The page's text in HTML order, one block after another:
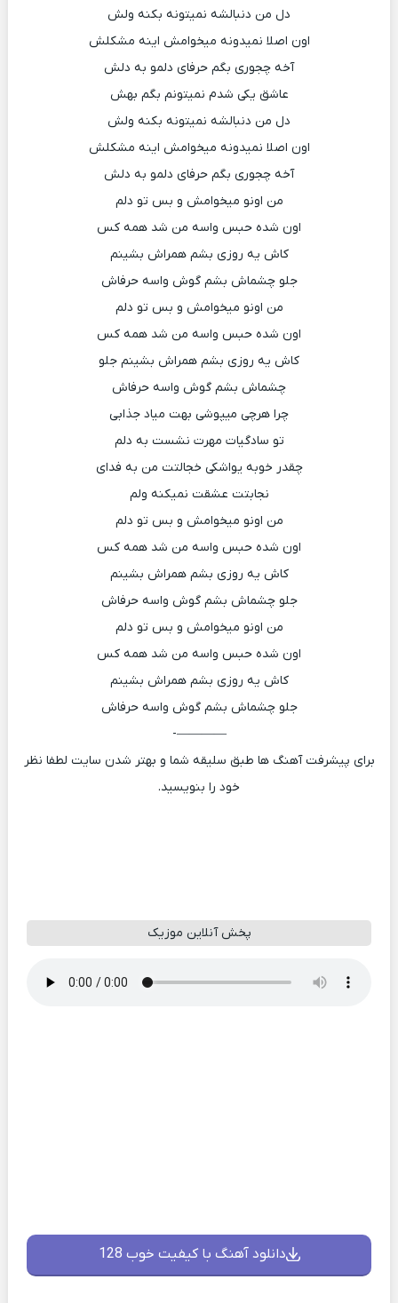
دل من دنبالشه نمیتونه بکنه ولش
اون اصلا نمیدونه میخوامش اینه مشکلش
آخه چجوری بگم حرفای دلمو به دلش
عاشق یکی شدم نمیتونم بگم بهش
دل من دنبالشه نمیتونه بکنه ولش
اون اصلا نمیدونه میخوامش اینه مشکلش
آخه چجوری بگم حرفای دلمو به دلش
من اونو میخوامش و بس تو دلم
اون شده حبس واسه من شد همه کس
کاش یه روزی بشم همراش بشینم
جلو چشماش بشم گوش واسه حرفاش
من اونو میخوامش و بس تو دلم
اون شده حبس واسه من شد همه کس
کاش یه روزی بشم همراش بشینم جلو
چشماش بشم گوش واسه حرفاش
چرا هرچی میپوشی بهت میاد جذابی
تو سادگیات مهرت نشست به دلم
چقدر خوبه یواشکی خجالتت من به فدای
نجابتت عشقت نمیکنه ولم
من اونو میخوامش و بس تو دلم
اون شده حبس واسه من شد همه کس
کاش یه روزی بشم همراش بشینم
جلو چشماش بشم گوش واسه حرفاش
من اونو میخوامش و بس تو دلم
اون شده حبس واسه من شد همه کس
کاش یه روزی بشم همراش بشینم
جلو چشماش بشم گوش واسه حرفاش
————-
برای پیشرفت آهنگ ها طبق سلیقه شما و بهتر شدن سایت لطفا نظر
خود را بنویسید.
پخش آنلاین موزیک
دانلود آهنگ با کیفیت خوب 128